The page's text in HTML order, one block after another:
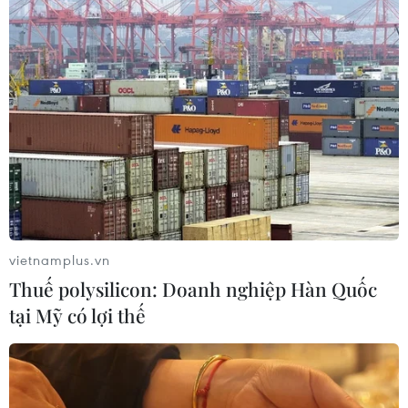
Cảnh báo thủ đoạn lừa đảo đưa lao
động thời vụ sang Hàn Quốc
06/08/2026 04:11
24 năm tù cho 2 vợ chồng tổ
chức “bay lắc” tại Hà Nội
06/08/2026 03:46
Khởi tố thêm 6 đối tượng vụ lập
khống hồ sơ bảo hiểm y tế ở Đắk Lắk
05/08/2026 14:55
vietnamplus.vn
Thuế polysilicon: Doanh nghiệp Hàn Quốc
tại Mỹ có lợi thế